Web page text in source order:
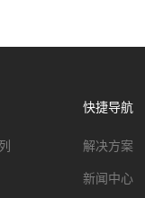
快捷导航
解决方案
新闻中心